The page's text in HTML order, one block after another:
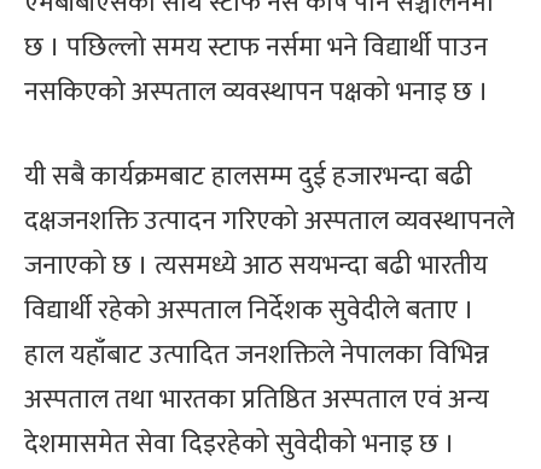
छ । पछिल्लो समय स्टाफ नर्समा भने विद्यार्थी पाउन
नसकिएको अस्पताल व्यवस्थापन पक्षको भनाइ छ ।
यी सबै कार्यक्रमबाट हालसम्म दुई हजारभन्दा बढी
दक्षजनशक्ति उत्पादन गरिएको अस्पताल व्यवस्थापनले
जनाएको छ । त्यसमध्ये आठ सयभन्दा बढी भारतीय
विद्यार्थी रहेको अस्पताल निर्देशक सुवेदीले बताए ।
हाल यहाँबाट उत्पादित जनशक्तिले नेपालका विभिन्न
अस्पताल तथा भारतका प्रतिष्ठित अस्पताल एवं अन्य
देशमासमेत सेवा दिइरहेको सुवेदीको भनाइ छ ।